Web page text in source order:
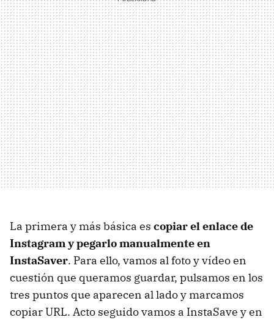
La primera y más básica es copiar el enlace de
Instagram y pegarlo manualmente en
InstaSaver. Para ello, vamos al foto y vídeo en
cuestión que queramos guardar, pulsamos en los
tres puntos que aparecen al lado y marcamos
copiar URL. Acto seguido vamos a InstaSave y en